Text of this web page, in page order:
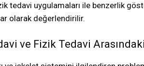
tedavi uygulamaları ile benzerlik
olarak değerlendirilir.
ve Fizik Tedavi